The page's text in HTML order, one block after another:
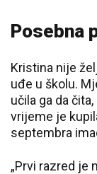
Posebna
Kristina nije
uđe u školu.
učila ga da
vrijeme je
septembra
„Prvi razred je